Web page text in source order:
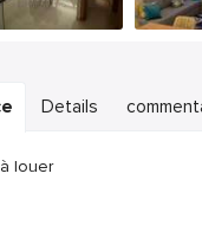
Details
louer